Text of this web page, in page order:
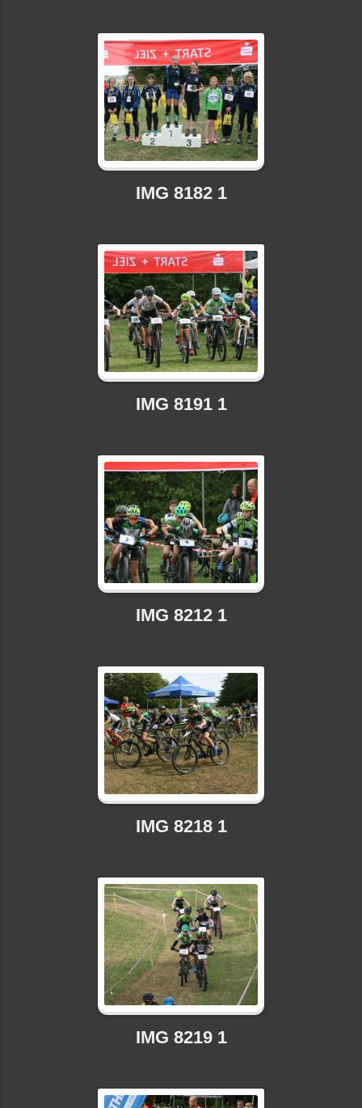
IMG 8182 1
IMG 8191 1
IMG 8212 1
IMG 8218 1
IMG 8219 1